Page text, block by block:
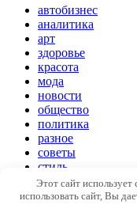
автобизнес
аналитика
арт
здоровье
красота
мода
новости
общество
политика
разное
советы
стиль
экономика
Этот сайт
использовать сайт, Вы